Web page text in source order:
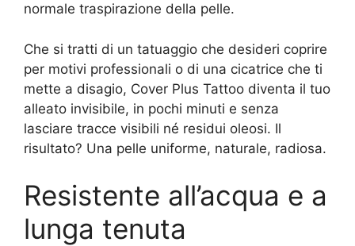
normale traspirazione della pelle.
Che si tratti di un tatuaggio che desideri coprire
per motivi professionali o di una cicatrice che ti
mette a disagio, Cover Plus Tattoo diventa il tuo
alleato invisibile, in pochi minuti e senza
lasciare tracce visibili né residui oleosi. Il
risultato? Una pelle uniforme, naturale, radiosa.
Resistente all’acqua e a
lunga tenuta